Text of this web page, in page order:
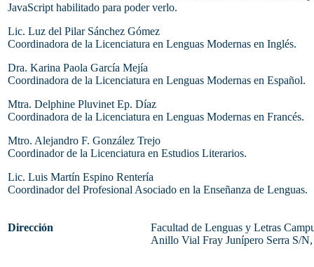
JavaScript habilitado para poder verlo.
Lic. Luz del Pilar Sánchez Gómez
Coordinadora de la Licenciatura en Lenguas Modernas en Inglés.
Dra. Karina Paola García Mejía
Coordinadora de la Licenciatura en Lenguas Modernas en Español.
Mtra. Delphine Pluvinet Ep. Díaz
Coordinadora de la Licenciatura en Lenguas Modernas en Francés.
Mtro. Alejandro F. González Trejo
Coordinador de la Licenciatura en Estudios Literarios.
Lic. Luis Martín Espino Rentería
Coordinador del Profesional Asociado en la Enseñanza de Lenguas.
Dirección
Facultad de Lenguas y Letras
Anillo Vial Fray Junípero Serra S/